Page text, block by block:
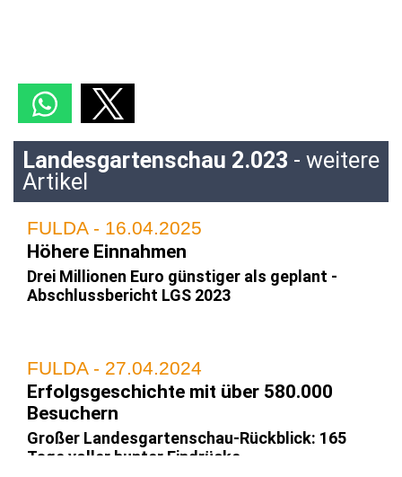
Landesgartenschau 2.023 - weitere
Artikel
FULDA - 16.04.2025
Höhere Einnahmen
Drei Millionen Euro günstiger als geplant -
Abschlussbericht LGS 2023
FULDA - 27.04.2024
Erfolgsgeschichte mit über 580.000
Besuchern
Großer Landesgartenschau-Rückblick: 165
Tage voller bunter Eindrücke